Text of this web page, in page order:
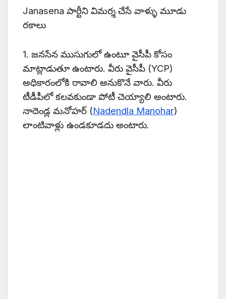
Janasena పార్టీని విమర్శ చేసే వాళ్ళు మూడు
రకాలు
1. జనసేన ముసుగులో ఉంటూ వైసీపీ కోసం
మాట్లాడుతూ ఉంటారు. వీరు వైసీపీ (YCP)
అధికారంలోకి రావాలి అనుకొనే వారు. వీరు
టీడీపీలో కలవకుండా పోటీ చెయ్యాలి అంటారు.
నాదెండ్ల మనోహర్ (Nadendla Manohar)
లాంటివాళ్లు ఉండకూడదు అంటారు.